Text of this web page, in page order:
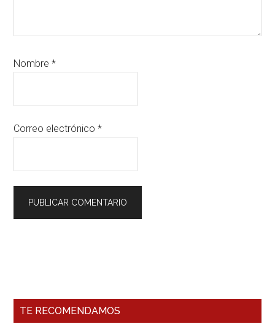
Nombre*
Correo electrónico*
Primaria
TE RECOMENDAMOS